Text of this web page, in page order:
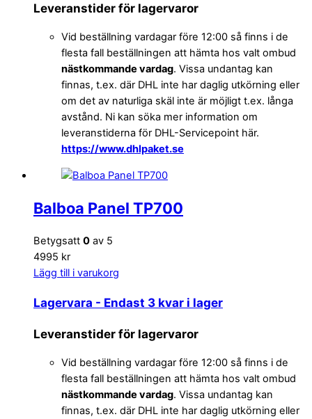
Leveranstider för lagervaror
Vid beställning vardagar före 12:00 så finns i de
flesta fall beställningen att hämta hos valt ombud
nästkommande vardag. Vissa undantag kan
finnas, t.ex. där DHL inte har daglig utkörning eller
om det av naturliga skäl inte är möjligt t.ex. långa
avstånd. Ni kan söka mer information om
leveranstiderna för DHL-Servicepoint här.
https://www.dhlpaket.se
Balboa Panel TP700
Betygsatt 0 av 5
4995 kr
Lägg till i varukorg
Lagervara - Endast 3 kvar i lager
Leveranstider för lagervaror
Vid beställning vardagar före 12:00 så finns i de
flesta fall beställningen att hämta hos valt ombud
nästkommande vardag. Vissa undantag kan
finnas, t.ex. där DHL inte har daglig utkörning eller